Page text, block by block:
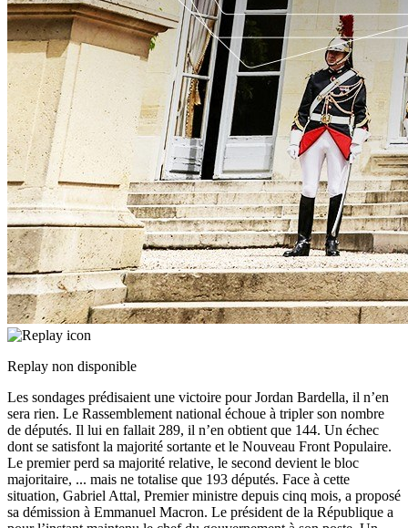
Replay non disponible
Les sondages prédisaient une victoire pour Jordan Bardella, il n’en
sera rien. Le Rassemblement national échoue à tripler son nombre
de députés. Il lui en fallait 289, il n’en obtient que 144. Un échec
dont se satisfont la majorité sortante et le Nouveau Front Populaire.
Le premier perd sa majorité relative, le second devient le bloc
majoritaire, ... mais ne totalise que 193 députés. Face à cette
situation, Gabriel Attal, Premier ministre depuis cinq mois, a proposé
sa démission à Emmanuel Macron. Le président de la République a